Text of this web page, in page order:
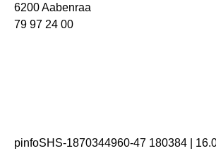
6200 Aabenraa
79 97 24 00
pinfoSHS-1870344960-47 180384